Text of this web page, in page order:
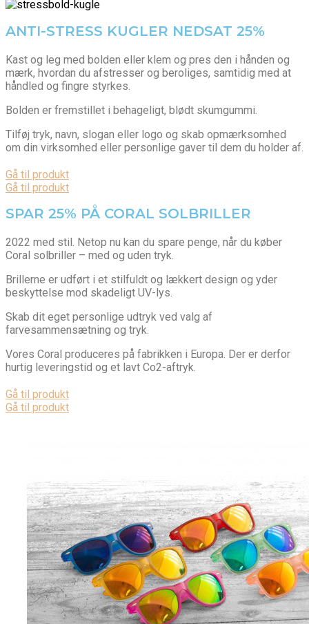
ANTI-STRESS KUGLER NEDSAT 25%
Kast og leg med bolden eller klem og pres den i hånden og
mærk, hvordan du afstresser og beroliges, samtidig med at
håndled og fingre styrkes.
Bolden er fremstillet i behageligt, blødt skumgummi.
Tilføj tryk, navn, slogan eller logo og skab opmærksomhed
om din virksomhed eller personlige gaver til dem du holder af.
Gå til produkt
Gå til produkt
SPAR 25% PÅ CORAL SOLBRILLER
2022 med stil. Netop nu kan du spare penge, når du køber
Coral solbriller – med og uden tryk.
Brillerne er udført i et stilfuldt og lækkert design og yder
beskyttelse mod skadeligt UV-lys.
Skab dit eget personlige udtryk ved valg af
farvesammensætning og tryk.
Vores Coral produceres på fabrikken i Europa. Der er derfor
hurtig leveringstid og et lavt Co2-aftryk.
Gå til produkt
Gå til produkt